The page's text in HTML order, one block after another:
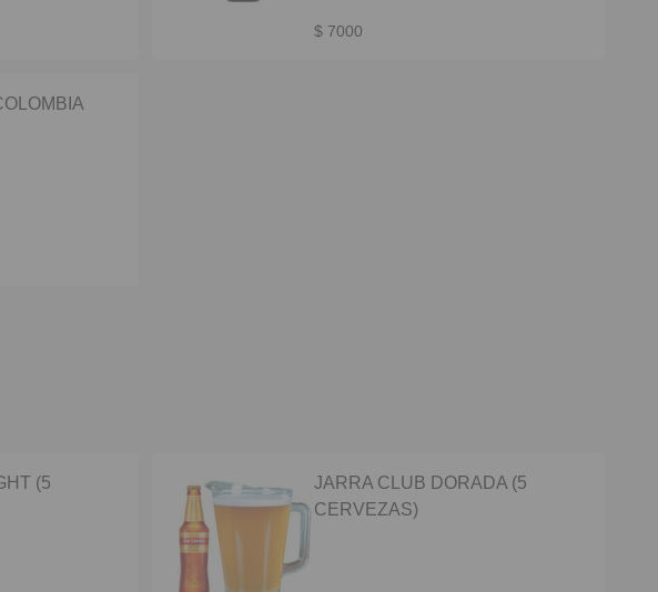
$ 7000
(5
JARRA CLUB DORADA (5
CERVEZAS)